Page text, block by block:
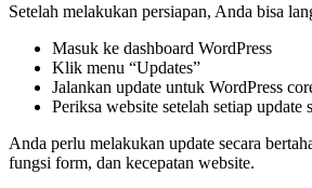
Setelah melakukan persiapan, Anda bisa
Masuk ke dashboard WordPress
Klik menu “Updates”
Jalankan update untuk WordPress
Periksa website setelah setiap update
Anda perlu melakukan update secara
fungsi form, dan kecepatan website.